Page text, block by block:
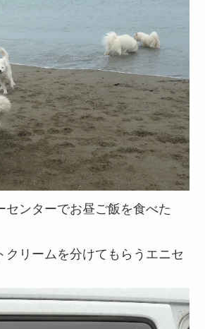
センターでお昼ご飯を食べた
クリームを分けてもらうエニセ